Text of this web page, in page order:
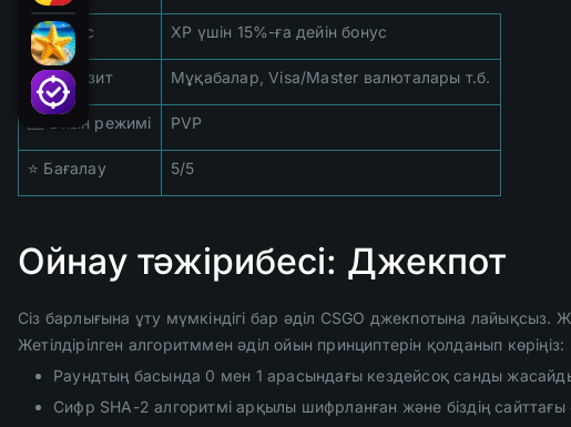
🎁 Бонус XP үшін 15%-ға дейін бонус
💸 Депозит Мұқабалар, Visa/Master валюталары т.б.
🎰 Ойын режимі PVP
⭐ Бағалау 5/5
Ойнау тәжірибесі: Джекпот
Сіз барлығына ұту мүмкіндігі бар әділ CSGO джекпотына
Жетілдірілген алгоритммен әділ ойын принциптерін қолданып көріңіз:
Раундтың басында 0 мен 1 арасындағы кездейсоқ санды
Сифр SHA-2 алгоритмі арқылы шифрланған және біздің